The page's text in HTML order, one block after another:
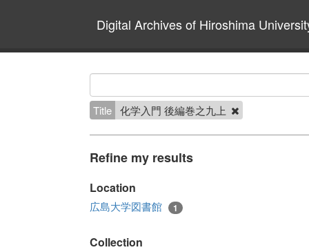
Digital Archives of Hiroshima
Title 化学入門 後編巻之九上
Refine my results
Location
広島大学図書館 1
Collection